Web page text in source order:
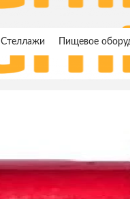
Стеллажи Пищевое